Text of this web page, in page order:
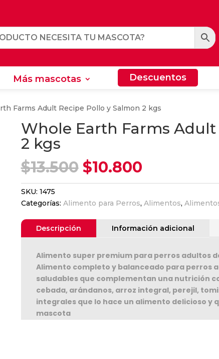
Más mascotas Descuentos
Farms Adult Recipe Pollo y Salmon 2 kgs
Whole Earth Farms
2 kgs
$13.500 El
precio
original
era:
$13.500.
$10.800El
precio
actual
es:
$10.800.
SKU: 1475
Categorías: Alimento para Perros, Alimentos,
Descripción Información adicional
Alimento super premium para perros adultos
Alimento completo y balanceado para perros
saludables que complementan una nutrición
cebada, arándanos, arroz integral, perejil,
integrales que lo hace un alimento delicioso y
mascota